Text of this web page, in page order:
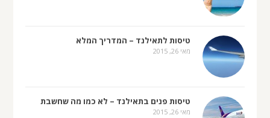
טיסות לתאילנד – המדריך המלא
מאי 26, 2015
טיסות פנים בתאילנד – לא כמו מה שחשבת
מאי 26, 2015